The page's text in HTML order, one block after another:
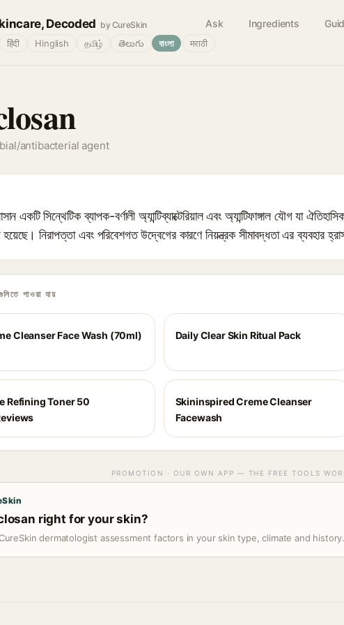
Decoded by CureSkin Ask Ingredients
हिंदी Hinglish தமிழ் తెలుగు বাংলা मराठी
antibacterial agent
একটি সিন্থেটিক ব্যাপক-বর্ণালী অ্যান্টিব্যাক্টেরিয়াল এবং অ্যান্টিফাঙ্গাল যৌগ যা
নিরাপত্তা এবং পরিবেশগত উদ্বেগের কারণে নিয়ন্ত্রক সীমাবদ্ধতা এর ব্যবহার
পাওয়া যায়
Cleanser Face Wash (70ml) Daily Clear Skin Ritual Pack
Refining Toner 50
Skininspired Creme Cleanser
Facewash
PROMOTION · OUR OWN APP — THE FREE TOOLS
right for your skin?
dermatologist assessment factors in your skin type, climate and history.